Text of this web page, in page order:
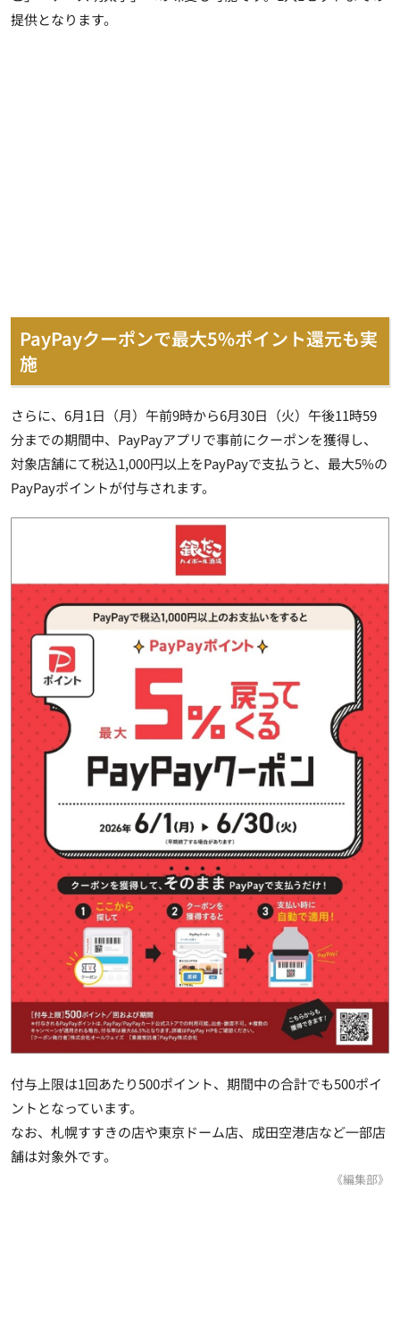
提供となります。
PayPayクーポンで最大5%ポイント還元も実
施
さらに、6月1日（月）午前9時から6月30日（火）午後11時59
分までの期間中、PayPayアプリで事前にクーポンを獲得し、
対象店舗にて税込1,000円以上をPayPayで支払うと、最大5%の
PayPayポイントが付与されます。
付与上限は1回あたり500ポイント、期間中の合計でも500ポイ
ントとなっています。
なお、札幌すすきの店や東京ドーム店、成田空港店など一部店
舗は対象外です。
《編集部》